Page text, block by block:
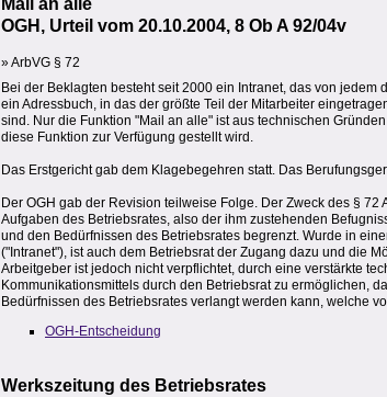
Mail an alle
OGH, Urteil vom 20.10.2004, 8 Ob A 92/04v
» ArbVG § 72
Bei der Beklagten besteht seit 2000 ein Intranet, das von
ein Adressbuch, in das der größte Teil der Mitarbeiter
sind. Nur die Funktion "Mail an alle" ist aus technischen
diese Funktion zur Verfügung gestellt wird.
Das Erstgericht gab dem Klagebegehren statt. Das
Der OGH gab der Revision teilweise Folge. Der Zweck des §
Aufgaben des Betriebsrates, also der ihm zustehenden
und den Bedürfnissen des Betriebsrates begrenzt. Wurde in
("Intranet"), ist auch dem Betriebsrat der Zugang dazu und die
Arbeitgeber ist jedoch nicht verpflichtet, durch eine verstärkte
Kommunikationsmittels durch den Betriebsrat zu ermöglichen,
Bedürfnissen des Betriebsrates verlangt werden kann, welche
OGH-Entscheidung
Werkszeitung des Betriebsrates